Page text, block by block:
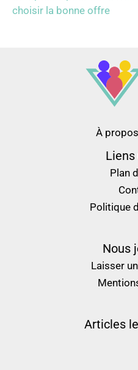
choisir la bonne offre
À
Plan
Politique
Nous
Laisser
Articles